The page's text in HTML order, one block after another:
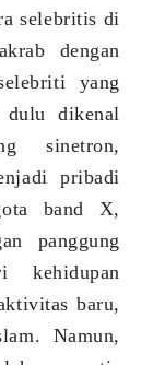
selebritis di
dengan
yang
dikenal
sinetron,
pribadi
band X,
panggung
kehidupan
baru,
Namun,